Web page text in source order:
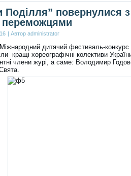
Поділля” повернулися
| Автор administrator
дитячий фестиваль-конкурс
кращі хореографічні колективи
члени журі, а саме: Володимир